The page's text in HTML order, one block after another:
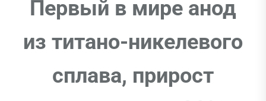
Первый в мире анод
из титано-никелевого
сплава, прирост